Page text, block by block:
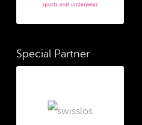
Special Partner